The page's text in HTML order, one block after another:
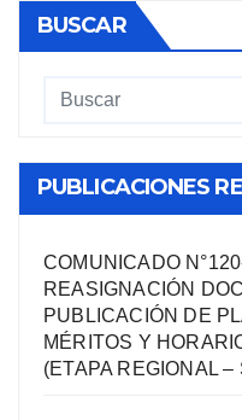
BUSCAR
PUBLICACIONES
COMUNICADO
REASIGNACIÓN
PUBLICACIÓN DE
MÉRITOS Y
(ETAPA REGIONAL